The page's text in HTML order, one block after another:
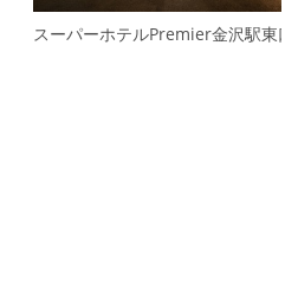
スーパーホテルPremier金沢駅東口